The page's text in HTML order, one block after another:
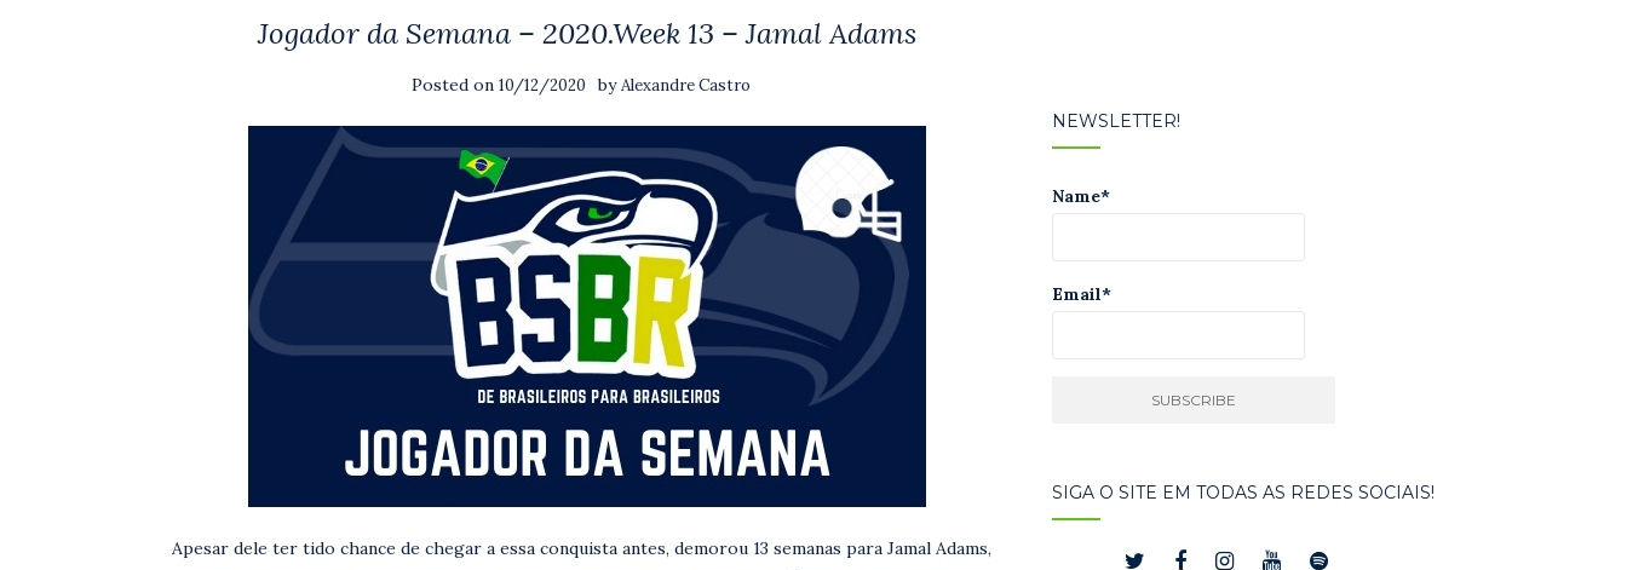
Jogador da Semana – 2020.Week 13 – Jamal Adams
Posted on10/12/2020 byAlexandre Castro
Apesar dele ter tido chance de chegar a essa conquista antes, demorou 13 semanas para Jamal Adams,
NEWSLETTER!
Name*
Email*
SIGA O SITE EM TODAS AS REDES SOCIAIS!